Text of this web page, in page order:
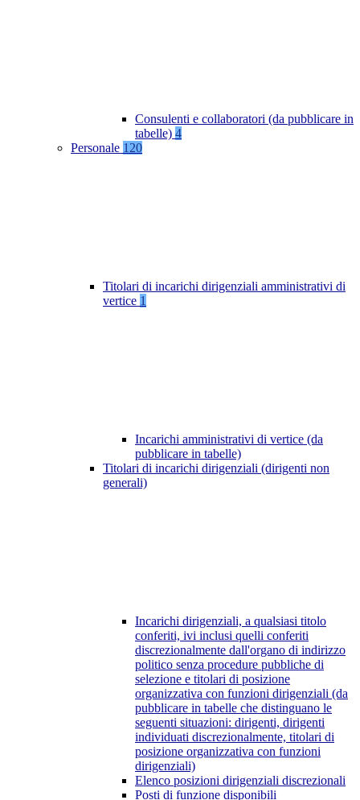
Consulenti e collaboratori (da pubblicare in
tabelle) 4
Personale 120
Titolari di incarichi dirigenziali amministrativi di
vertice 1
Incarichi amministrativi di vertice (da
pubblicare in tabelle)
Titolari di incarichi dirigenziali (dirigenti non
generali)
Incarichi dirigenziali, a qualsiasi titolo
conferiti, ivi inclusi quelli conferiti
discrezionalmente dall'organo di indirizzo
politico senza procedure pubbliche di
selezione e titolari di posizione
organizzativa con funzioni dirigenziali (da
pubblicare in tabelle che distinguano le
seguenti situazioni: dirigenti, dirigenti
individuati discrezionalmente, titolari di
posizione organizzativa con funzioni
dirigenziali)
Elenco posizioni dirigenziali discrezionali
Posti di funzione disponibili